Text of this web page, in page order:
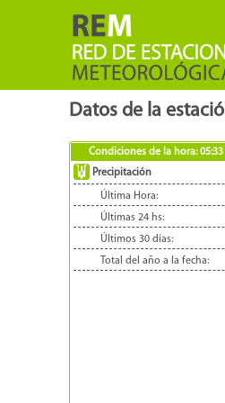
Datos de la
Condiciones de la hora:05:33
Precipitación
Última Hora:
Últimas 24 hs:
Últimos 30 días:
Total del año a la fecha: